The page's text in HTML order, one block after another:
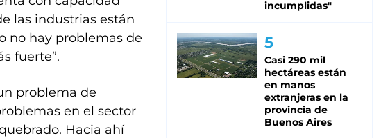
las industrias están
no hay problemas de
fuerte”.
problema de
en el sector
Hacia ahí
incumplidas"
Casi 290 mil
hectáreas están
en manos
extranjeras en la
provincia de
Buenos Aires